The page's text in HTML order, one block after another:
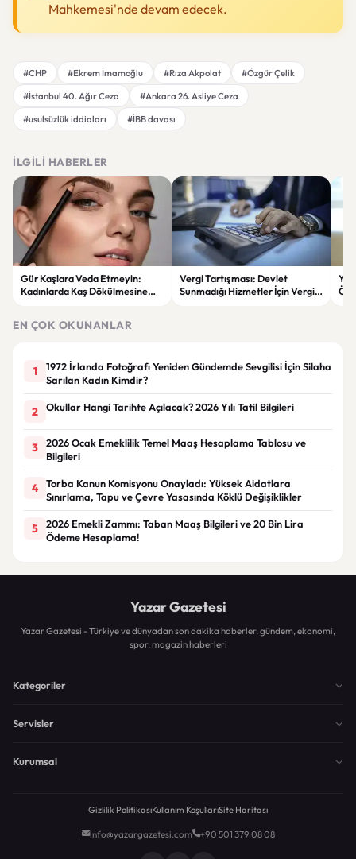
Mahkemesi'nde devam edecek.
#CHP #Ekrem İmamoğlu #Rıza Akpolat
#Özgür Çelik
#İstanbul 40. Ağır Ceza
#Ankara 26. Asliye Ceza
#usulsüzlük iddiaları
#İBB davası
İLGILI HABERLER
Gür Kaşlara Veda Etmeyin:
Kadınlarda Kaş Dökülmesine
Vergi Tartışması: Devlet
Sunmadığı Hizmetler İçin Vergi
EN ÇOK OKUNANLAR
1
1972 İrlanda Fotoğrafı Yeniden Gündemde Sevgilisi İçin Silaha
Sarılan Kadın Kimdir?
2 Okullar Hangi Tarihte Açılacak? 2026 Yılı Tatil Bilgileri
3
2026 Ocak Emeklilik Temel Maaş Hesaplama Tablosu ve
Bilgileri
4
Torba Kanun Komisyonu Onayladı: Yüksek Aidatlara
Sınırlama, Tapu ve Çevre Yasasında Köklü Değişiklikler
5
2026 Emekli Zammı: Taban Maaş Bilgileri ve 20 Bin Lira
Ödeme Hesaplama!
Yazar Gazetesi
Yazar Gazetesi - Türkiye ve dünyadan son dakika haberler, gündem, ekonomi,
spor, magazin haberleri
Kategoriler
Servisler
Kurumsal
Gizlilik PolitikasıKullanım KoşullarıSite Haritası
info@yazargazetesi.com +90 501 379 08 08